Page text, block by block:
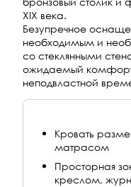
XIX века.
Безупречное
необходимым и
со стеклянными
ожидаемый
неподвластной
Кровать
матрасом
Просторная
креслом,